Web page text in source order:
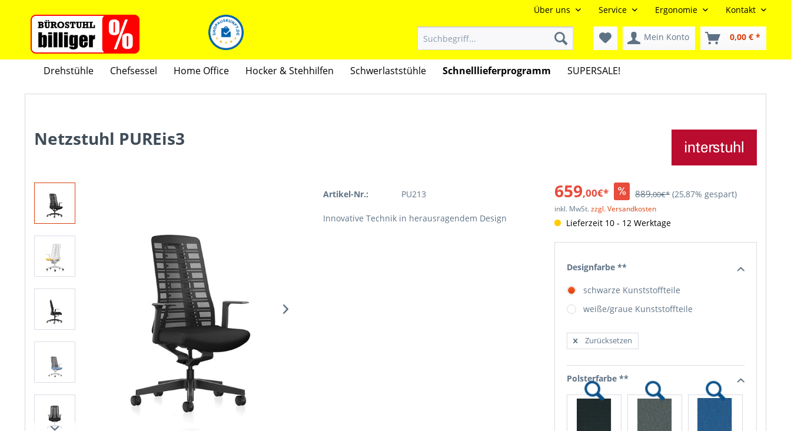
Über uns Service Ergonomie Kontakt
Mein Konto 0,00 € *
Drehstühle Chefsessel Home Office Hocker & Stehhilfen Schwerlaststühle Schnelllieferprogramm SUPERSALE!
Netzstuhl PUREis3
Artikel-Nr.: PU213
Innovative Technik in herausragendem Design
659,00€* 889,00€* (25,87% gespart)
inkl. MwSt.zzgl. Versandkosten
Lieferzeit 10 - 12 Werktage
Designfarbe **
schwarze Kunststoffteile
weiße/graue Kunststoffteile
Zurücksetzen
Polsterfarbe **